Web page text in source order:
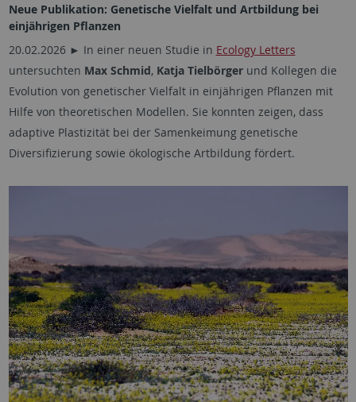
Neue Publikation: Genetische Vielfalt und Artbildung bei
einjährigen Pflanzen
20.02.2026 ► In einer neuen Studie in Ecology Letters
untersuchten Max Schmid, Katja Tielbörgerund Kollegen die
Evolution von genetischer Vielfalt in einjährigen Pflanzen mit
Hilfe von theoretischen Modellen. Sie konnten zeigen, dass
adaptive Plastizität bei der Samenkeimung genetische
Diversifizierung sowie ökologische Artbildung fördert.